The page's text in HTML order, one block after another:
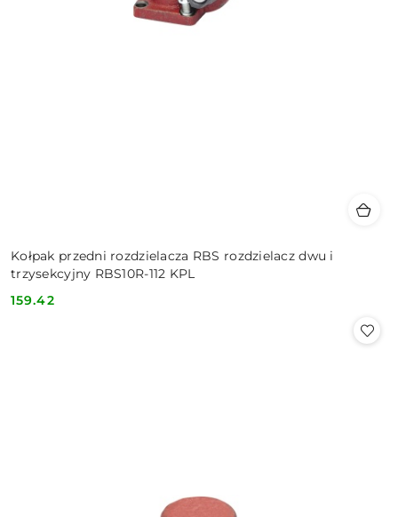
Kołpak przedni rozdzielacza RBS rozdzielacz dwu i
trzysekcyjny RBS10R-112 KPL
Cena:
159.42